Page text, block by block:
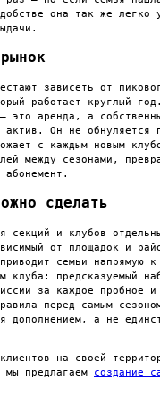
она так же легко
зависеть от
работает круглый
это аренда, а
актив. Он не обнуляется
с каждым новым
между сезонами,
абонемент.
сделать
секций и клубов
от площадок и
семьи напрямую
клуба: предсказуемый
за каждое пробное
перед самым
дополнением, а не
на своей
мы предлагаем создание